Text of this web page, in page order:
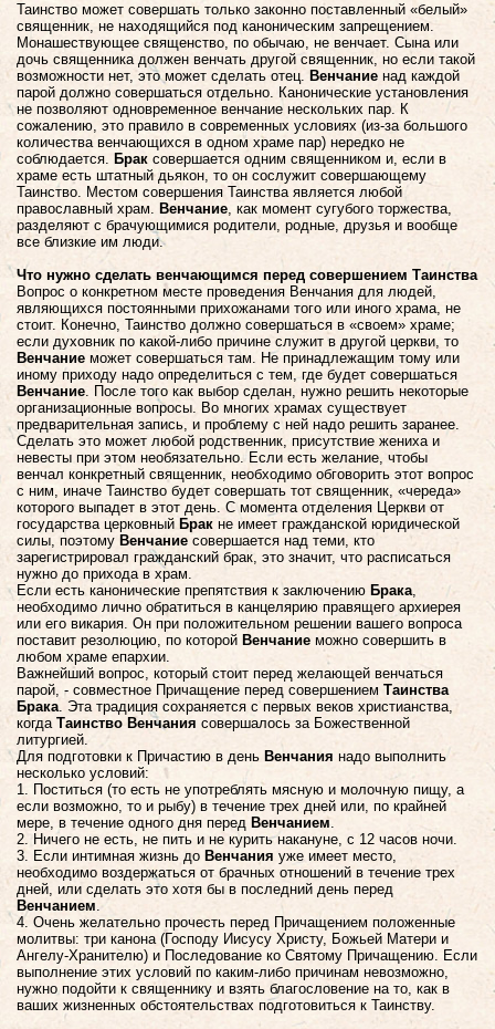
Таинство может совершать только законно поставленный «белый»
священник, не находящийся под каноническим запрещением.
Монашествующее священство, по обычаю, не венчает. Сына или
дочь священника должен венчать другой священник, но если такой
возможности нет, это может сделать отец. Венчаниенад каждой
парой должно совершаться отдельно. Канонические установления
не позволяют одновременное венчание нескольких пар. К
сожалению, это правило в современных условиях (из-за большого
количества венчающихся в одном храме пар) нередко не
соблюдается. Брак совершается одним священником и, если в
храме есть штатный дьякон, то он сослужит совершающему
Таинство. Местом совершения Таинства является любой
православный храм. Венчание, как момент сугубого торжества,
разделяют с брачующимися родители, родные, друзья и вообще
все близкие им люди.
Что нужно сделать венчающимся перед совершением Таинства
Вопрос о конкретном месте проведения Венчания для людей,
являющихся постоянными прихожанами того или иного храма, не
стоит. Конечно, Таинство должно совершаться в «своем» храме;
если духовник по какой-либо причине служит в другой церкви, то
Венчаниеможет совершаться там. Не принадлежащим тому или
иному приходу надо определиться с тем, где будет совершаться
Венчание. После того как выбор сделан, нужно решить некоторые
организационные вопросы. Во многих храмах существует
предварительная запись, и проблему с ней надо решить заранее.
Сделать это может любой родственник, присутствие жениха и
невесты при этом необязательно. Если есть желание, чтобы
венчал конкретный священник, необходимо обговорить этот вопрос
с ним, иначе Таинство будет совершать тот священник, «череда»
которого выпадет в этот день. С момента отделения Церкви от
государства церковный Бракне имеет гражданской юридической
силы, поэтому Венчаниесовершается над теми, кто
зарегистрировал гражданский брак, это значит, что расписаться
нужно до прихода в храм.
Если есть канонические препятствия к заключениюБрака,
необходимо лично обратиться в канцелярию правящего архиерея
или его викария. Он при положительном решении вашего вопроса
поставит резолюцию, по которой Венчание можно совершить в
любом храме епархии.
Важнейший вопрос, который стоит перед желающей венчаться
парой, - совместное Причащение перед совершением Таинства
Брака. Эта традиция сохраняется с первых веков христианства,
когда Таинство Венчания совершалось за Божественной
литургией.
Для подготовки к Причастию в день Венчания надо выполнить
несколько условий:
1. Поститься (то есть не употреблять мясную и молочную пищу, а
если возможно, то и рыбу) в течение трех дней или, по крайней
мере, в течение одного дня перед Венчанием.
2. Ничего не есть, не пить и не курить накануне, с 12 часов ночи.
3. Если интимная жизнь до Венчания уже имеет место,
необходимо воздержаться от брачных отношений в течение трех
дней, или сделать это хотя бы в последний день перед
Венчанием.
4. Очень желательно прочесть перед Причащением положенные
молитвы: три канона (Господу Иисусу Христу, Божьей Матери и
Ангелу-Хранителю) и Последование ко Святому Причащению. Если
выполнение этих условий по каким-либо причинам невозможно,
нужно подойти к священнику и взять благословение на то, как в
ваших жизненных обстоятельствах подготовиться к Таинству.